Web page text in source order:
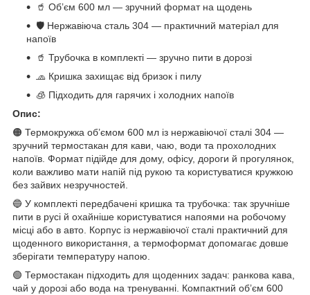
🥤 Об’єм 600 мл — зручний формат на щодень
🛡 Нержавіюча сталь 304 — практичний матеріал для
напоїв
🥤 Трубочка в комплекті — зручно пити в дорозі
🧢 Кришка захищає від бризок і пилу
🧊 Підходить для гарячих і холодних напоїв
Опис:
🟠 Термокружка об’ємом 600 мл із нержавіючої сталі 304 —
зручний термостакан для кави, чаю, води та прохолодних
напоїв. Формат підійде для дому, офісу, дороги й прогулянок,
коли важливо мати напій під рукою та користуватися кружкою
без зайвих незручностей.
🔵 У комплекті передбачені кришка та трубочка: так зручніше
пити в русі й охайніше користуватися напоями на робочому
місці або в авто. Корпус із нержавіючої сталі практичний для
щоденного використання, а термоформат допомагає довше
зберігати температуру напою.
🟢 Термостакан підходить для щоденних задач: ранкова кава,
чай у дорозі або вода на тренуванні. Компактний об’єм 600